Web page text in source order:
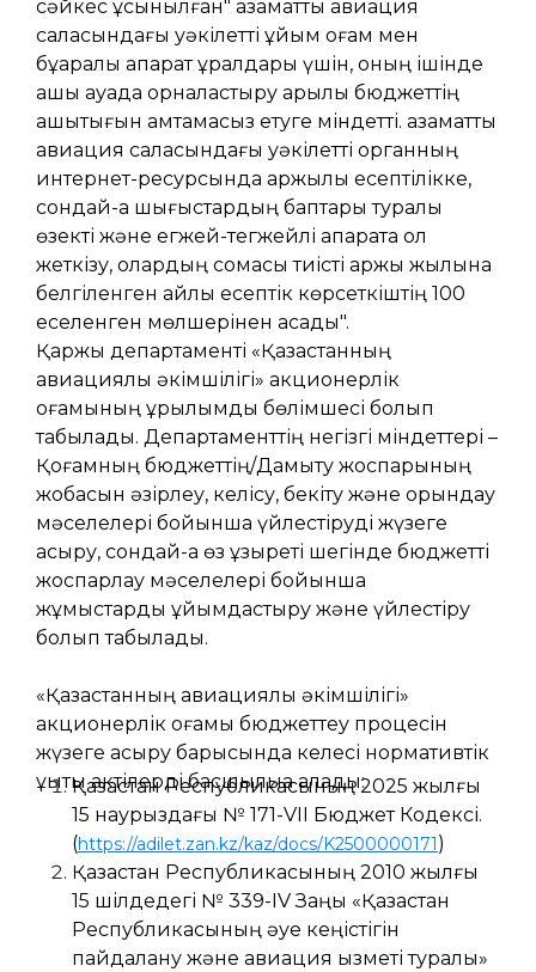
Рұқсат алу қажеттілігін тексеру
Байланыс деректері
Сұрақтар мен жауаптар
Ұшу қауіпсіздігі
Ұшу-қону жолағындағы (ҰҚЖ)
операциялардың қауіпсіздігі
Құстар мен басқа да жануарлар
туындататын қауіптерді басқару
Ұшу қауіпсіздігі бойынша ақпараттық
бюллетеньдер мен материалдар
Әуеайлақ (тікұшақ айлағы)
пайдаланушысының ұшу қауіпсіздігін
басқару жүйесі
сәйкес ұсынылған" азаматтық авиация
саласындағы уәкілетті ұйым қоғам мен
бұқаралық ақпарат құралдары үшін, оның ішінде
ашық ауада орналастыру арқылы бюджеттің
ашықтығын қамтамасыз етуге міндетті. азаматтық
авиация саласындағы уәкілетті органның
интернет-ресурсында қаржылық есептілікке,
сондай-ақ шығыстардың баптары туралы
өзекті және егжей-тегжейлі ақпаратқа қол
жеткізу, олардың сомасы тиісті қаржы жылына
белгіленген айлық есептік көрсеткіштің 100
еселенген мөлшерінен асады".
Қаржы департаменті «Қазақстанның
авиациялық әкімшілігі» акционерлік
қоғамының құрылымдық бөлімшесі болып
табылады. Департаменттің негізгі міндеттері –
Қоғамның бюджеттің/Дамыту жоспарының
жобасын әзірлеу, келісу, бекіту және орындау
мәселелері бойынша үйлестіруді жүзеге
асыру, сондай-ақ өз құзыреті шегінде бюджетті
жоспарлау мәселелері бойынша
жұмыстарды ұйымдастыру және үйлестіру
болып табылады.
«Қазақстанның авиациялық әкімшілігі»
акционерлік қоғамы бюджеттеу процесін
жүзеге асыру барысында келесі нормативтік
құқықтық актілерді басшылыққа алады:
Қазақстан Республикасының 2025 жылғы
15 наурыздағы № 171-VII Бюджет Кодексі.
(https://adilet.zan.kz/kaz/docs/K2500000171)
Қазақстан Республикасының 2010 жылғы
15 шілдедегі № 339-IV Заңы «Қазақстан
Республикасының әуе кеңістігін
пайдалану және авиация қызметі туралы»